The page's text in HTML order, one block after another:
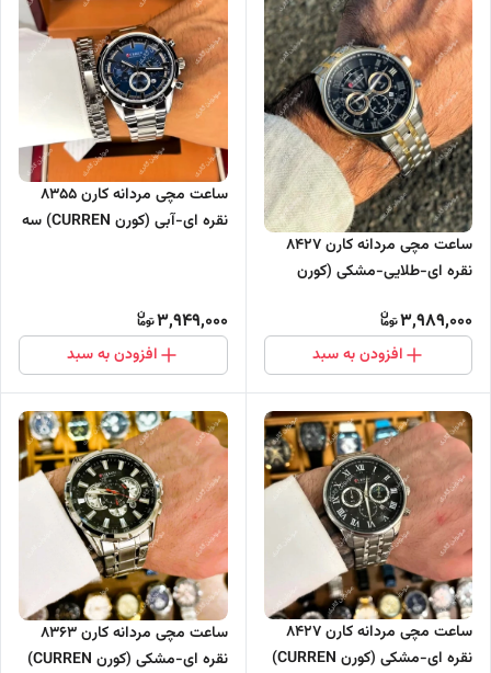
ساعت مچی مردانه کارن 8427
نقره ای-طلایی-مشکی (کورن
3,989,000
افزودن به سبد
ساعت مچی مردانه کارن 8355
نقره ای-آبی (کورن CURREN) سه
3,949,000
افزودن به سبد
ساعت مچی مردانه کارن 8427
نقره ای-مشکی (کورن CURREN)
ساعت مچی مردانه کارن 8363
نقره ای-مشکی (کورن CURREN)